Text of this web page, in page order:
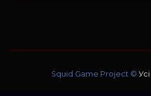
Squid Game Project ©